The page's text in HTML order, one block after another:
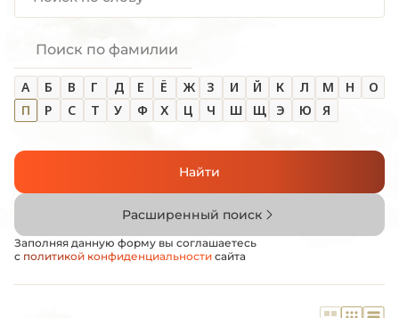
Поиск по фамилии
А Б В Г Д Е Ё Ж З И Й К Л М Н
О
П
Р С Т У Ф Х Ц Ч Ш Щ Э Ю Я
Найти
Расширенный поиск
Заполняя данную форму вы соглашаетесь
с политикой конфиденциальности сайта